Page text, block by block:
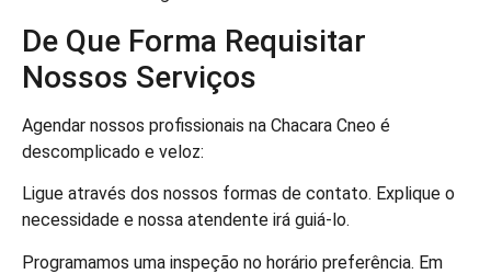
De Que Forma Requisitar
Nossos Serviços
Agendar nossos profissionais na Chacara Cneo é
descomplicado e veloz:
Ligue através dos nossos formas de contato. Explique o
necessidade e nossa atendente irá guiá-lo.
Programamos uma inspeção no horário preferência. Em